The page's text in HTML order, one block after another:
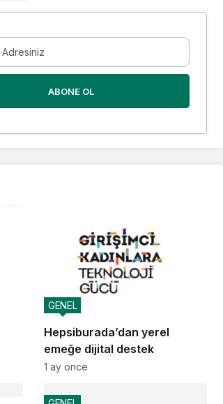
ABONE OL
Hepsiburada’dan yerel
emeğe dijital destek
GENEL
1 ay önce